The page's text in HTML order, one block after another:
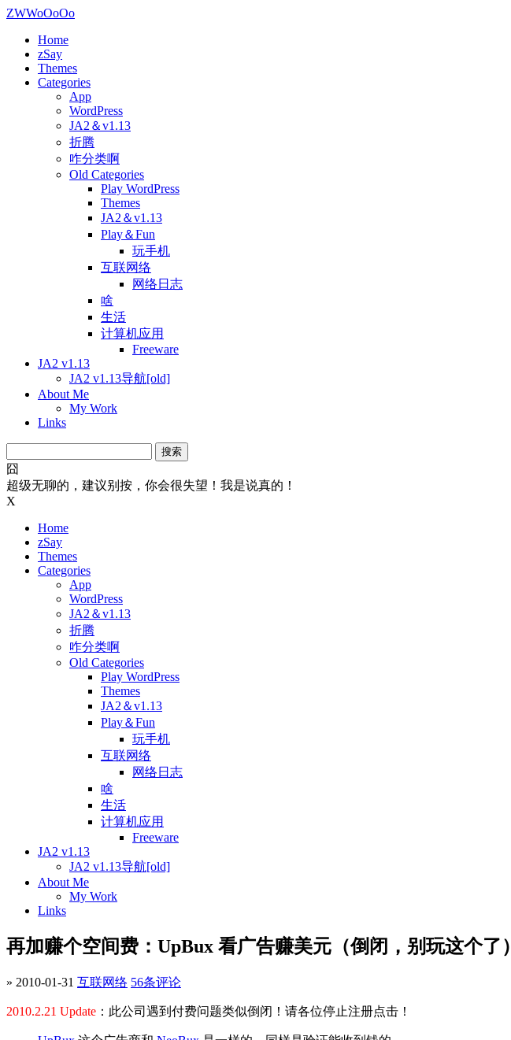
ZWWoOoOo
Home
zSay
Themes
Categories
App
WordPress
JA2＆v1.13
折腾
咋分类啊
Old Categories
Play WordPress
Themes
JA2＆v1.13
Play＆Fun
玩手机
互联网络
网络日志
啥
生活
计算机应用
Freeware
JA2 v1.13
JA2 v1.13导航[old]
About Me
My Work
Links
索：
囧
超级无聊的，建议别按，你会很失望！我是说真的！
X
Home
zSay
Themes
Categories
App
WordPress
JA2＆v1.13
折腾
咋分类啊
Old Categories
Play WordPress
Themes
JA2＆v1.13
Play＆Fun
玩手机
互联网络
网络日志
啥
生活
计算机应用
Freeware
JA2 v1.13
JA2 v1.13导航[old]
About Me
My Work
Links
再加赚个空间费：UpBux 看广告赚美元（倒闭，别玩这个了）
» 2010-01-31 互联网络 56条评论
2010.2.21 Update ：此公司遇到付费问题类似倒闭！请各位停止注册点击！